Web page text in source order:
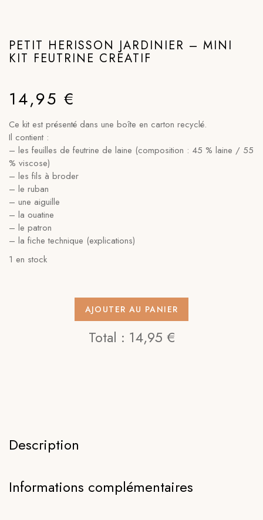
PETIT HERISSON JARDINIER – MINI
KIT FEUTRINE CRÉATIF
14,95 €
Ce kit est présenté dans une boîte en carton recyclé.
Il contient :
– les feuilles de feutrine de laine (composition : 45 % laine / 55
% viscose)
– les fils à broder
– le ruban
– une aiguille
– la ouatine
– le patron
– la fiche technique (explications)
1 en stock
AJOUTER AU PANIER
Total : 14,95 €
Description
Informations complémentaires